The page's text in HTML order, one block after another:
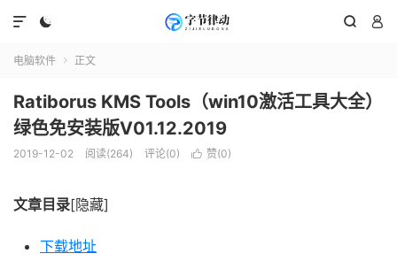
  

电脑软件  正文
Ratiborus KMS Tools（win10激活工具大全）
绿色免安装版V01.12.2019
2019-12-02 阅读(264) 评论(0)  赞(0)
文章目录[隐藏]
下载地址